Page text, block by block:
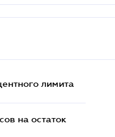
лимита
на остаток